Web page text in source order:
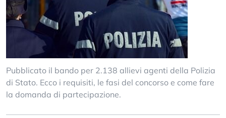
Pubblicato il bando per 2.138 allievi agenti della Polizia
di Stato. Ecco i requisiti, le fasi del concorso e come fare
la domanda di partecipazione.